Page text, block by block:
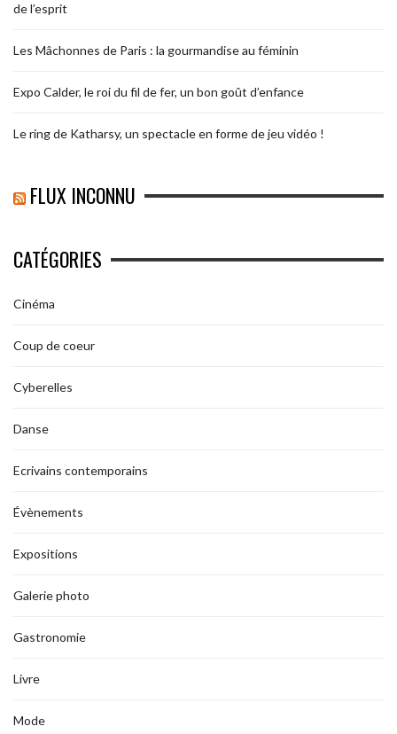
de l’esprit
Les Mâchonnes de Paris : la gourmandise au féminin
Expo Calder, le roi du fil de fer, un bon goût d’enfance
Le ring de Katharsy, un spectacle en forme de jeu vidéo !
FLUX INCONNU
CATÉGORIES
Cinéma
Coup de coeur
Cyberelles
Danse
Ecrivains contemporains
Évènements
Expositions
Galerie photo
Gastronomie
Livre
Mode